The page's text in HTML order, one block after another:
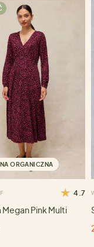
ORGANICZNA
4.7
Megan Pink Multi